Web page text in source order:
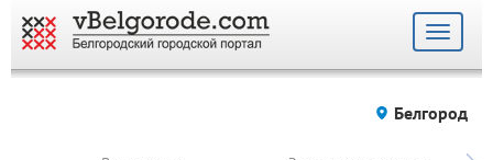
Toggle
Белгород